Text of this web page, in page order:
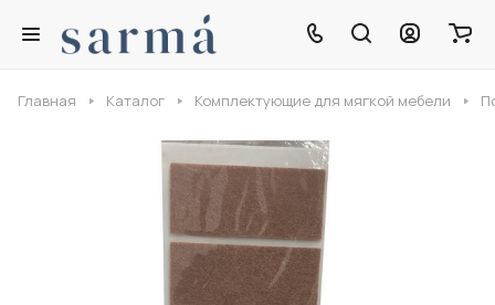
Главная Каталог Комплектующие для мягкой мебели